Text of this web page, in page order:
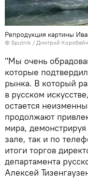
Репродукция картины
© Sputnik / Дмитрий
"Мы очень
которые
рынка. В который
в русском
остается
продолжают
мира, демонстрируя
зале, так и по
итоги торгов
департамента
Алексей